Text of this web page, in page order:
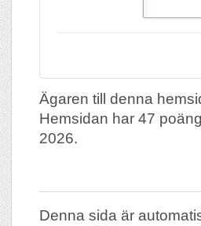
Ägaren till denna
Hemsidan har 47
2026.
Denna sida är